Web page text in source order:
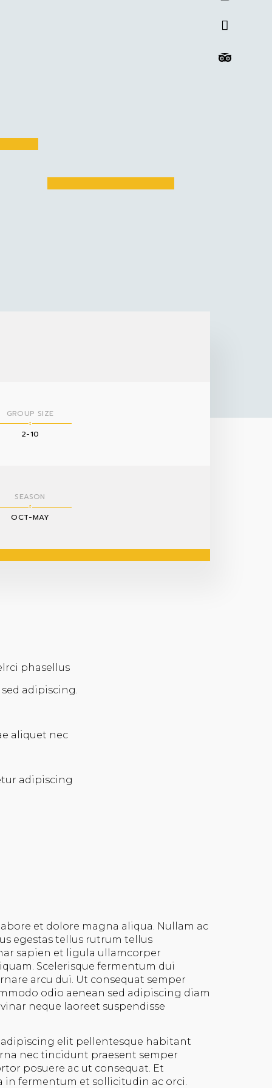
GROUP SIZE
2-10
SEASON
OCT-MAY
phasellus
adipiscing.
aliquet nec
adipiscing
et dolore magna aliqua. Nullam ac
egestas tellus rutrum tellus
sapien et ligula ullamcorper
Scelerisque fermentum dui
arcu dui. Ut consequat semper
odio aenean sed adipiscing diam
neque laoreet suspendisse
adipiscing elit pellentesque habitant
nec tincidunt praesent semper
posuere ac ut consequat. Et
in fermentum et sollicitudin ac orci.